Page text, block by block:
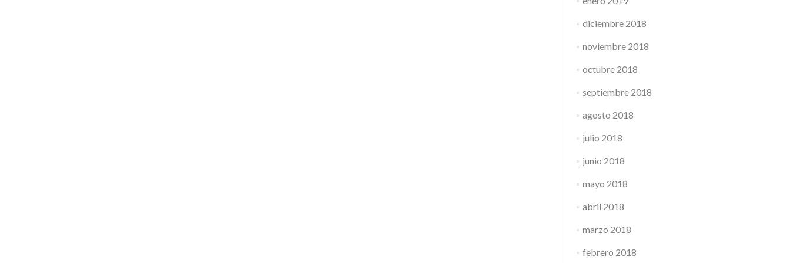
diciembre 2018
noviembre 2018
octubre 2018
septiembre 2018
agosto 2018
julio 2018
junio 2018
mayo 2018
abril 2018
marzo 2018
febrero 2018